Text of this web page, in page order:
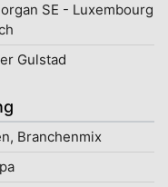
SE - Luxembourg
Gulstad
Branchenmix